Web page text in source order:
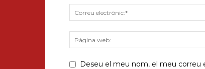
Deseu el meu nom, el meu correu